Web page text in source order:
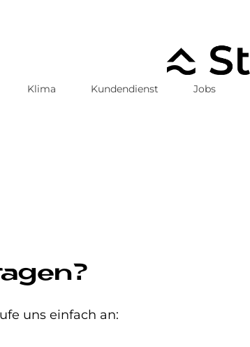
Klima Kundendienst Jobs
uns einfach an: